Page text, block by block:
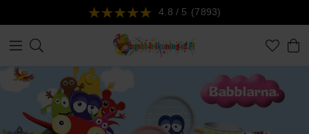
4.8 / 5 (7893)